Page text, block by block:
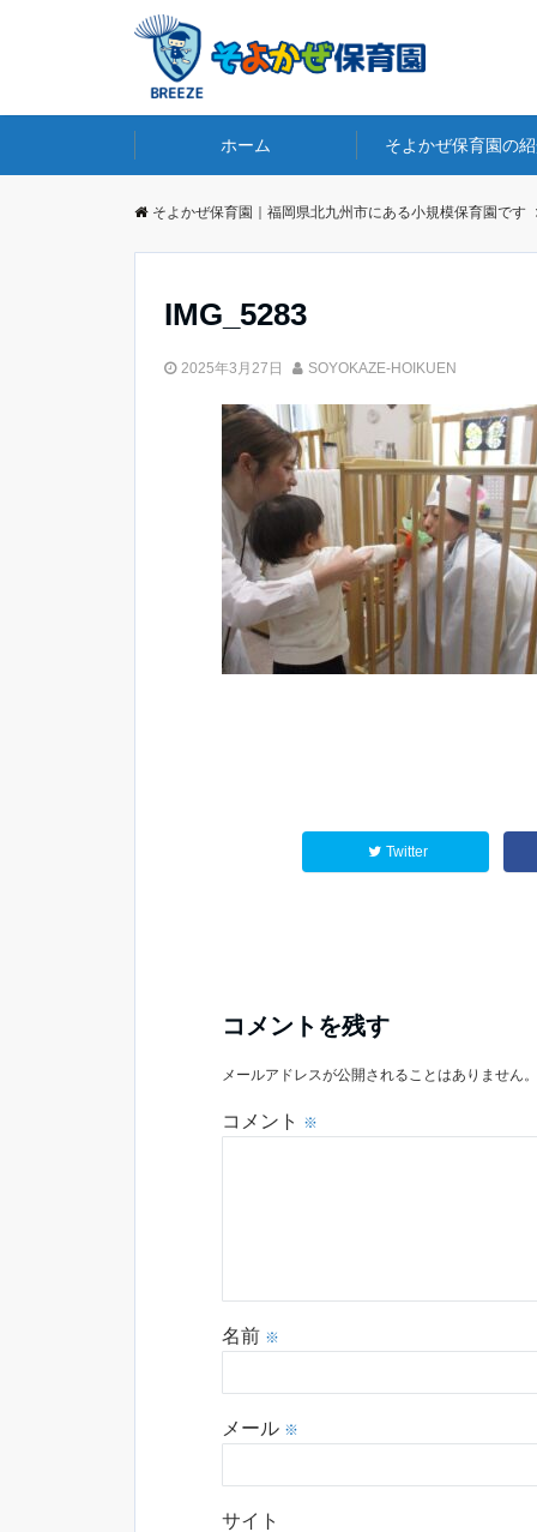
ホーム そよかぜ保育園の
そよかぜ保育園｜福岡県北九州市にある小規模保育園です
IMG_5283
2025年3月27日 SOYOKAZE-HOIKUEN
Twitter
コメントを残す
メールアドレスが公開されることはありません。
コメント ※
名前 ※
メール ※
サイト